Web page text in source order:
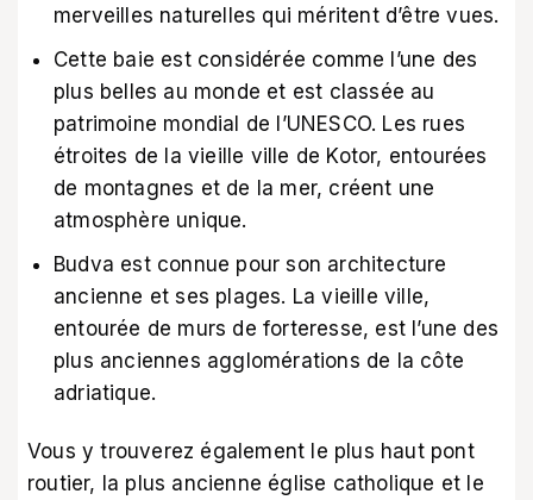
merveilles naturelles qui méritent d’être vues.
Cette baie est considérée comme l’une des
plus belles au monde et est classée au
patrimoine mondial de l’UNESCO. Les rues
étroites de la vieille ville de Kotor, entourées
de montagnes et de la mer, créent une
atmosphère unique.
Budva est connue pour son architecture
ancienne et ses plages. La vieille ville,
entourée de murs de forteresse, est l’une des
plus anciennes agglomérations de la côte
adriatique.
Vous y trouverez également le plus haut pont
routier, la plus ancienne église catholique et le